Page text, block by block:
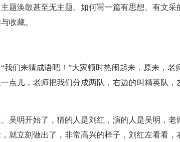
题涣散甚至无主题。如何写一篇有思想、有文采
收藏。
我们来猜成语吧！”大家顿时热闹起来，原来，老
点儿，老师把我们分成两队，右边的叫精英队，
吴明开始了，猜的人是刘红，演的人是吴明，老
就立刻做出了，非常高兴的样子，刘红左看看，